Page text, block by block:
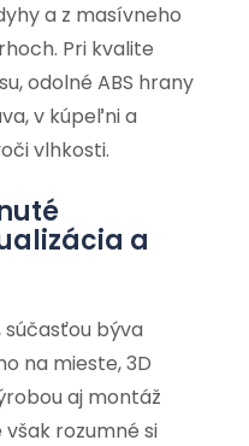
a z masívneho
Pri kvalite
odolné ABS hrany
v kúpeľni a
vlhkosti.
a
súčasťou býva
na mieste, 3D
aj montáž
rozumné si